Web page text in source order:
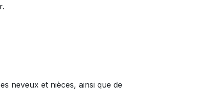
neveux et nièces, ainsi que de